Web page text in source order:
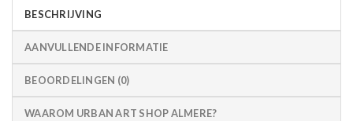
BESCHRIJVING
AANVULLENDE INFORMATIE
BEOORDELINGEN (0)
WAAROM URBAN ART SHOP ALMERE?